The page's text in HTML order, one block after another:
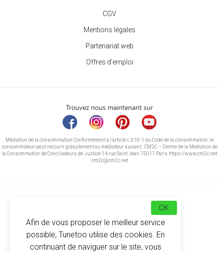
CGV
Mentions légales
Partenariat web
Offres d'emploi
Trouvez nous maintenant sur
Médiation de la consommation Conformément à l’article L.616-1 du Code de la consommation, le
consommateur peut recourir gratuitement au médiateur suivant : CM2C – Centre de la Médiation de
la Consommation de Conciliateurs de Justice 14 rue Saint Jean 75017 Paris https://www.cm2c.net
cm2c@cm2c.net
Afin de vous proposer le meilleur service
possible, Tunetoo utilise des cookies. En
continuant de naviguer sur le site, vous
OK